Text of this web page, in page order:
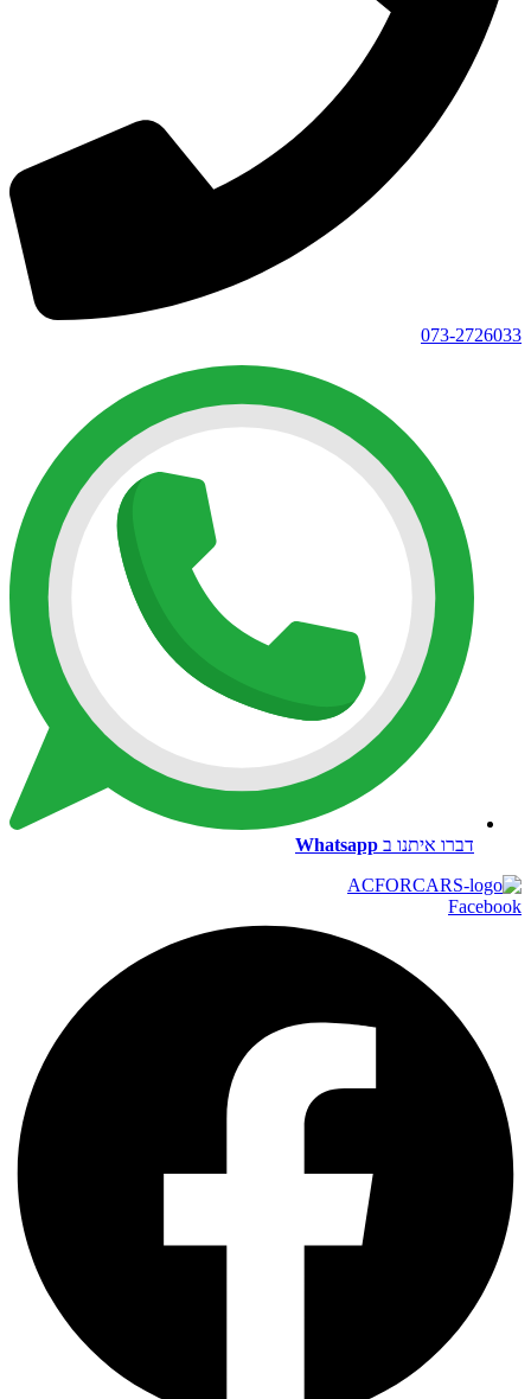
073-2726033
דברו איתנו ב Whatsapp
Facebook